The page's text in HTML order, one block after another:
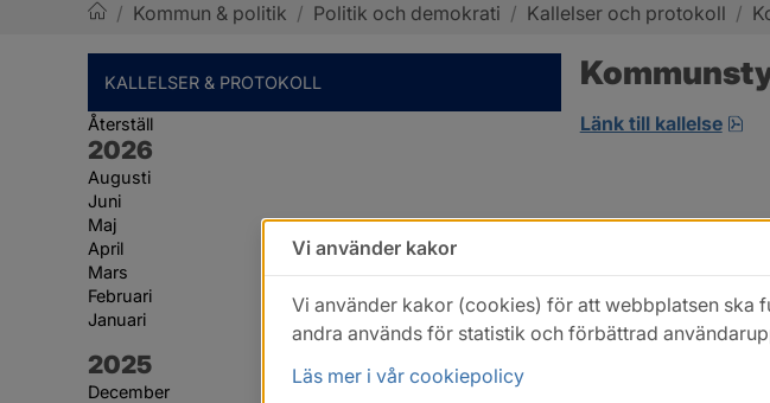
/ Kommun & politik / Politik och demokrati / Kallelser och protokoll /
KALLELSER & PROTOKOLL
Återställ
År:
2026
Augusti
Juni
Maj
April
Mars
Februari
Januari
År:
2025
December
Länk till kallelse
Vi använder kakor
Vi använder kakor (cookies) för att webbplatsen ska
andra används för statistik och förbättrad
Läs mer i vår cookiepolicy